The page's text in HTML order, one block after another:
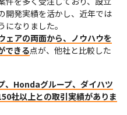
開発実績を活かし、近年では
なりました。
ェアの両面から、ノウハウを
できる点が、他社と比較した
、Hondaグループ、ダイハツ
社以上との取引実績がありま